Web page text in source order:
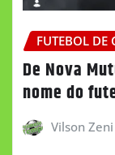
FUTEBOL DE
De Nova
nome do
Vilson Zeni